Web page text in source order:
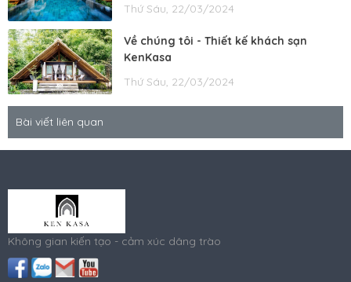
Thứ Sáu, 22/03/2024
Về chúng tôi - Thiết kế khách sạn
KenKasa
Thứ Sáu, 22/03/2024
Bài viết liên quan
Không gian kiến tạo - cảm xúc dâng trào